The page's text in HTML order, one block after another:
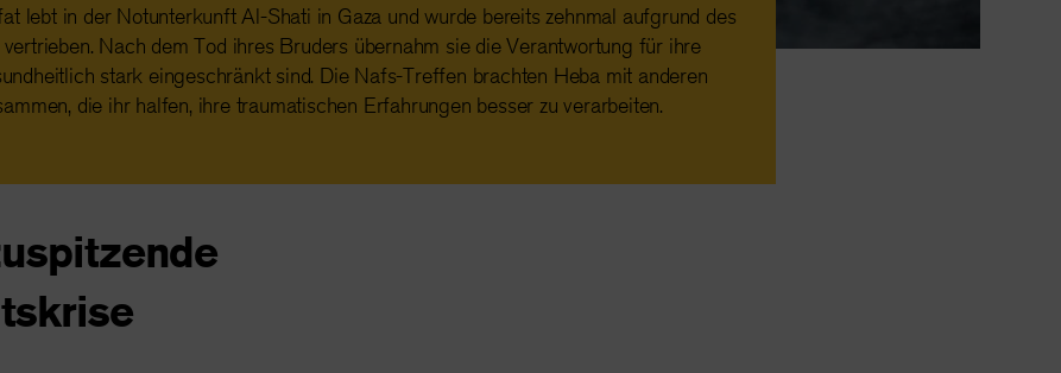
lebt in der Notunterkunft Al-Shati in Gaza und wurde bereits zehnmal aufgrund des
Nach dem Tod ihres Bruders übernahm sie die Verantwortung für ihre
stark eingeschränkt sind. Die Nafs-Treffen brachten Heba mit anderen
die ihr halfen, ihre traumatischen Erfahrungen besser zu verarbeiten.